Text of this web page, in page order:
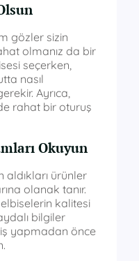
gözler sizin
olmanız da bir
seçerken,
nasıl
Ayrıca,
rahat bir oturuş
Okuyun
aldıkları ürünler
olanak tanır.
kalitesi
bilgiler
yapmadan önce